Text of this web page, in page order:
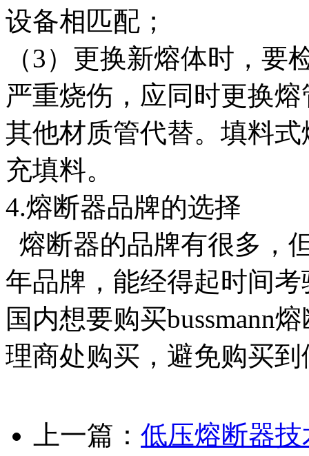
设备相匹配；
（3）更换新熔体时，
严重烧伤，应同时更换
其他材质管代替。填料
充填料。
4.熔断器品牌的选择
熔断器的品牌有很多，
年品牌，能经得起时间
国内想要购买bussmann
理商处购买，避免购买
上一篇： 低压熔断器